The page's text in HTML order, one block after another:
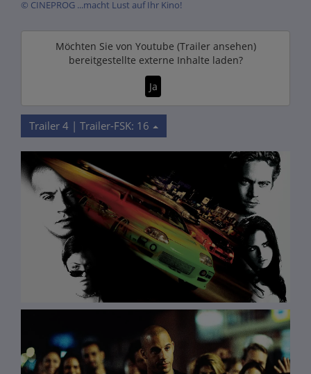
© CINEPROG ...macht Lust auf Ihr Kino!
Möchten Sie von Youtube (Trailer ansehen)
bereitgestellte externe Inhalte laden?
Ja
Trailer 4 | Trailer-FSK: 16